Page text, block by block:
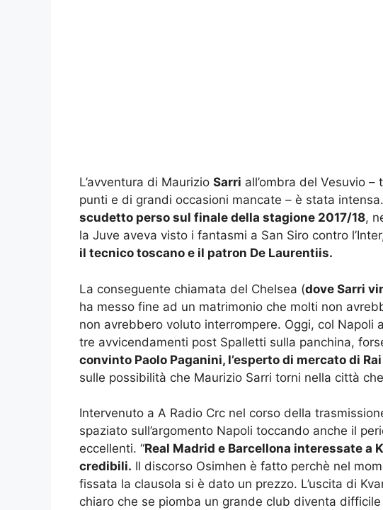
L’avventura di Maurizio Sarri all’ombra del Vesuvio
punti e di grandi occasioni mancate – è stata
scudetto perso sul finale della stagione 2017/18,
la Juve aveva visto i fantasmi a San Siro contro
il tecnico toscano e il patron De Laurentiis.
La conseguente chiamata del Chelsea (dove Sarri
ha messo fine ad un matrimonio che molti non
non avrebbero voluto interrompere. Oggi, col Napoli
tre avvicendamenti post Spalletti sulla panchina,
convinto Paolo Paganini, l’esperto di mercato di
sulle possibilità che Maurizio Sarri torni nella città
Intervenuto a A Radio Crc nel corso della
spaziato sull’argomento Napoli toccando anche il
eccellenti. “Real Madrid e Barcellona interessate a
credibili. Il discorso Osimhen è fatto perchè nel
fissata la clausola si è dato un prezzo. L’uscita di
chiaro che se piomba un grande club diventa